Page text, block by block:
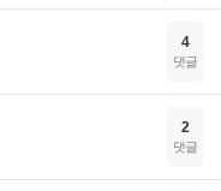
4
댓글
2
댓글